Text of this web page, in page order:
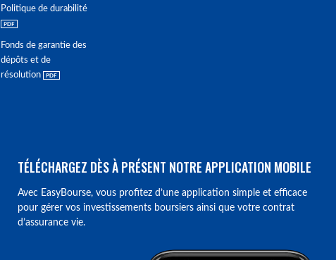
Politique de durabilité
Fonds de garantie des
dépôts et de
résolution
TÉLÉCHARGEZ DÈS À PRÉSENT NOTRE APPLICATION MOBILE
Avec EasyBourse, vous profitez d’une application simple et efficace
pour gérer vos investissements boursiers ainsi que votre contrat
d’assurance vie.